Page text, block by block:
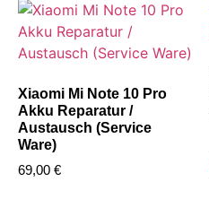
Xiaomi Mi Note 10 Pro
Akku Reparatur /
Austausch (Service
Ware)
69,00 €